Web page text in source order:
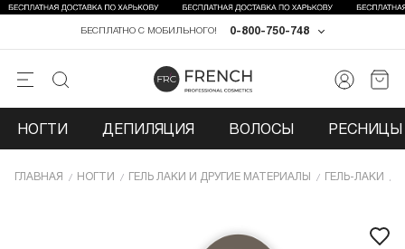
0-800-750-748
БЕСПЛАТНО С МОБИЛЬНОГО!
НОГТИ ДЕПИЛЯЦИЯ ВОЛОСЫ РЕСНИЦЫ
ГЛАВНАЯ НОГТИ ГЕЛЬ ЛАКИ И ДРУГИЕ МАТЕРИАЛЫ ГЕЛЬ-ЛАКИ